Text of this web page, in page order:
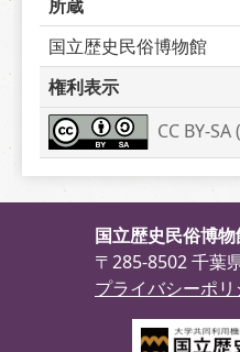
所蔵
国立歴史民俗博物館
権利表示
CC BY-
国立歴史民俗博物
〒285-8502 千葉
プライバシーポリ